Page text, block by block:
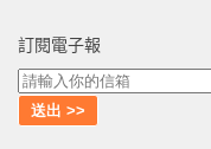
訂閱電子報